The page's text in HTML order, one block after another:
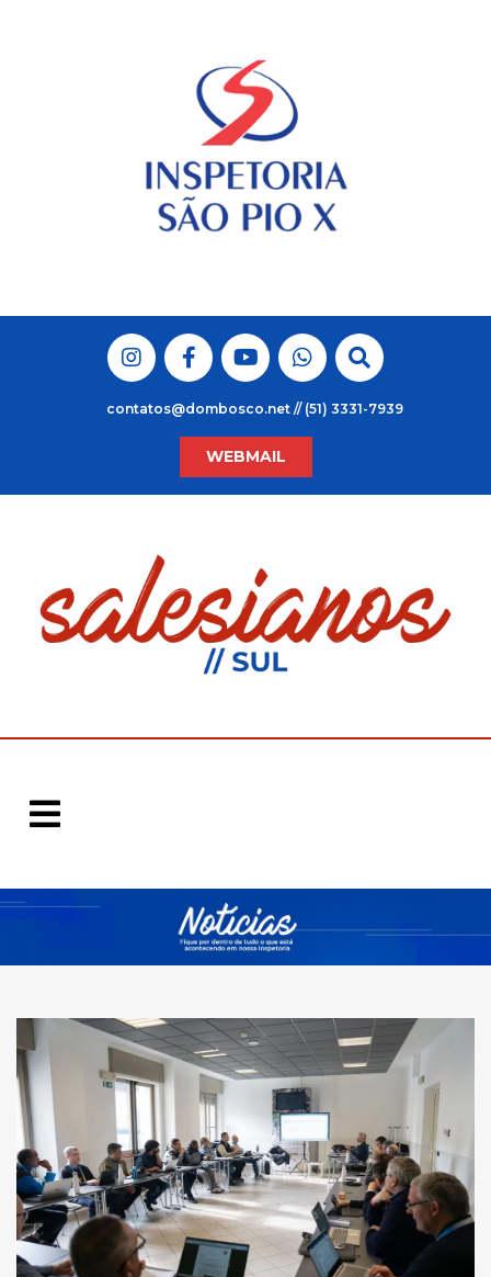
contatos@dombosco.net // (51) 3331-7939
WEBMAIL